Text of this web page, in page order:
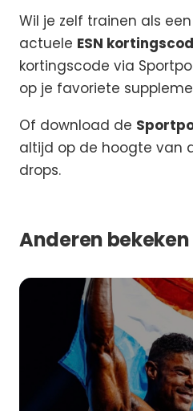
Wil je zelf trainen als
actuele ESN
kortingscode via
op je favoriete
Of download de
altijd op de hoogte van
drops.
Anderen